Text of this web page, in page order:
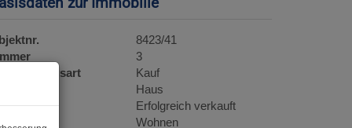
8423/41
3
Kauf
Haus
Erfolgreich verkauft
Wohnen